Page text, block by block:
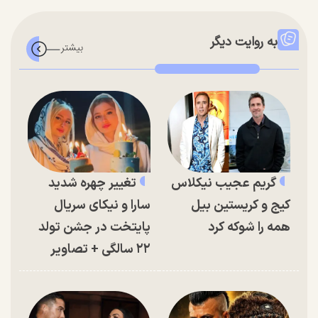
به روایت دیگر
گریم عجیب نیکلاس
کیج و کریستین بیل
همه را شوکه کرد
تغییر چهره شدید
سارا و نیکای سریال
پایتخت در جشن تولد
۲۲ سالگی + تصاویر